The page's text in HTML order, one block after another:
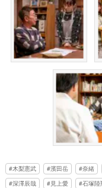
木梨憲武 濱田岳 奈緒
深澤辰哉
見上愛 石塚陸